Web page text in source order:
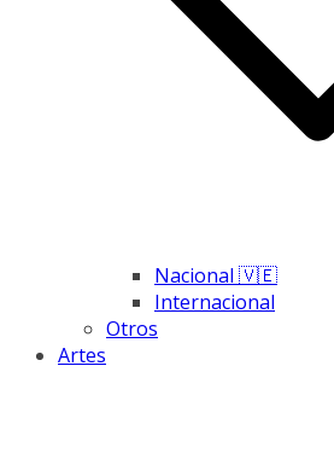
Nacional 🇻🇪
Internacional
Otros
Artes